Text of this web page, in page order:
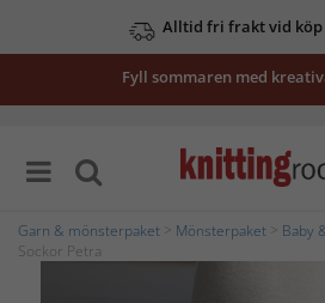
Alltid fri frakt vid köp
Fyll sommaren med
Garn & mönsterpaket Mönsterpaket Baby
Sockor Petra